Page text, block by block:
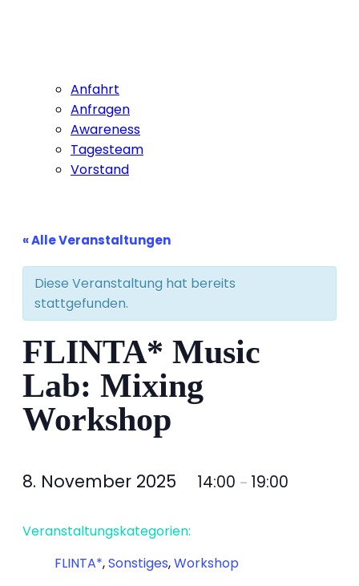
Anfahrt
Anfragen
Awareness
Tagesteam
Vorstand
« Alle Veranstaltungen
Diese Veranstaltung hat bereits
stattgefunden.
FLINTA* Music
Lab: Mixing
Workshop
8. November 2025 14:00 – 19:00
Veranstaltungskategorien:
FLINTA*,Sonstiges,Workshop